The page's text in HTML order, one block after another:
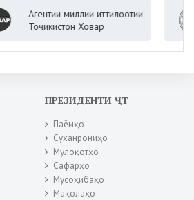
Агентии миллии иттилоотии
Тоҷикистон Ховар
ПРЕЗИДЕНТИ ҶТ
Паёмҳо
Суханрониҳо
Мулоқотҳо
Сафарҳо
Мусоҳибаҳо
Мақолаҳо